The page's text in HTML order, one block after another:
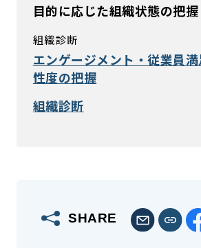
目的に応じた組織状態の把握
組織診断
エンゲージメント・従業員
性度の把握
組織診断
SHARE